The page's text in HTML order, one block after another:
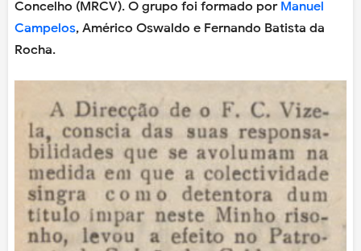
Concelho (MRCV). O grupo foi formado por Manuel
Campelos, Américo Oswaldo e Fernando Batista da
Rocha.